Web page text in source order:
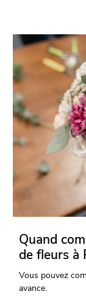
Quand
de fleurs à
Vous pouvez
avance.